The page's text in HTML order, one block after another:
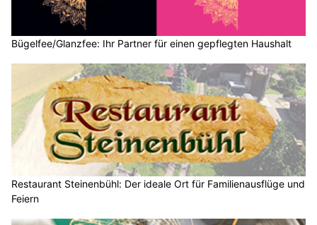
Bügelfee/Glanzfee: Ihr Partner für einen gepflegten Haushalt
Restaurant Steinenbühl: Der ideale Ort für Familienausflüge und
Feiern